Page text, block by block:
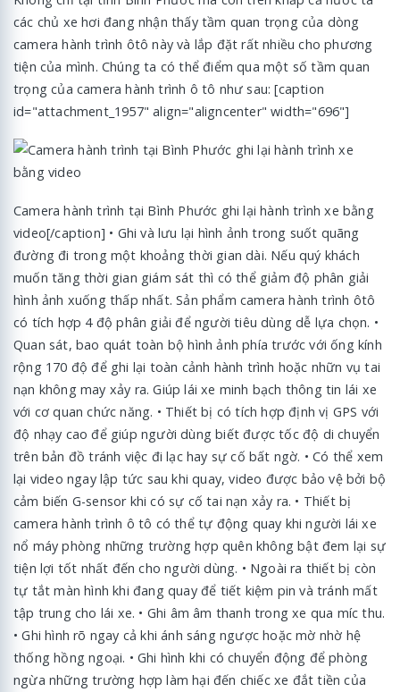
các chủ xe hơi đang nhận thấy tầm quan trọng của dòng
camera hành trình ôtô này và lắp đặt rất nhiều cho phương
tiện của mình. Chúng ta có thể điểm qua một số tầm quan
trọng của camera hành trình ô tô như sau: [caption
id="attachment_1957" align="aligncenter" width="696"]
Camera hành trình tại Bình Phước ghi lại hành trình xe bằng
video[/caption] • Ghi và lưu lại hình ảnh trong suốt quãng
đường đi trong một khoảng thời gian dài. Nếu quý khách
muốn tăng thời gian giám sát thì có thể giảm độ phân giải
hình ảnh xuống thấp nhất. Sản phẩm camera hành trình ôtô
có tích hợp 4 độ phân giải để người tiêu dùng dễ lựa chọn. •
Quan sát, bao quát toàn bộ hình ảnh phía trước với ống kính
rộng 170 độ để ghi lại toàn cảnh hành trình hoặc nhữn vụ tai
nạn không may xảy ra. Giúp lái xe minh bạch thông tin lái xe
với cơ quan chức năng. • Thiết bị có tích hợp định vị GPS với
độ nhạy cao để giúp người dùng biết được tốc độ di chuyển
trên bản đồ tránh việc đi lạc hay sự cố bất ngờ. • Có thể xem
lại video ngay lập tức sau khi quay, video được bảo vệ bởi bộ
cảm biến G-sensor khi có sự cố tai nạn xảy ra. • Thiết bị
camera hành trình ô tô có thể tự động quay khi người lái xe
nổ máy phòng những trường hợp quên không bật đem lại sự
tiện lợi tốt nhất đến cho người dùng. • Ngoài ra thiết bị còn
tự tắt màn hình khi đang quay để tiết kiệm pin và tránh mất
tập trung cho lái xe. • Ghi âm âm thanh trong xe qua míc thu.
• Ghi hình rõ ngay cả khi ánh sáng ngược hoặc mờ nhờ hệ
thống hồng ngoại. • Ghi hình khi có chuyển động để phòng
ngừa những trường hợp làm hại đến chiếc xe đắt tiền của